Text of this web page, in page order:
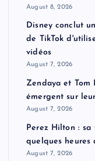
August 8, 2026
Disney conclut
de TikTok
vidéos
August 7, 2026
Zendaya et Tom
émergent sur
August 7, 2026
Perez Hilton :
quelques heures
August 7, 2026